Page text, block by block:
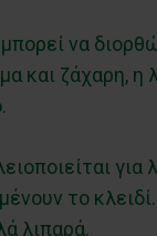
να
και ζάχαρη, η
το
λιπαρά.